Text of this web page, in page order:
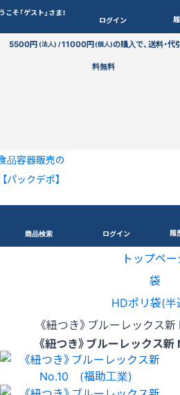
こそ「ゲスト」さま！
ログイン
5500円(法人) /11000円(個人)の購入で、送料・代
料無料
品容器販売の
【パックデポ】
商品検索 ログイン 履
トップペ
袋
HDポリ袋(半
《紐つき》ブルーレックス
《紐つき》ブルーレックス